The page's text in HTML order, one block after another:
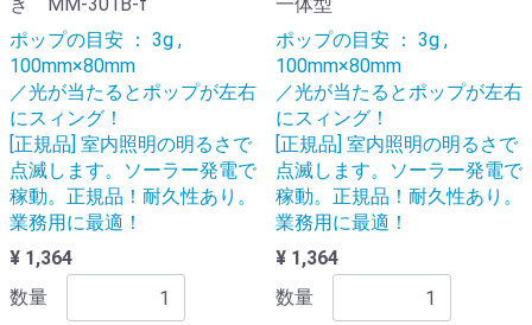
ポップの目安 ： 3g ,
100mm×80mm
／光が当たるとポップが左右
にスィング！
[正規品] 室内照明の明るさで
点滅します。ソーラー発電で
稼動。正規品！耐久性あり。
業務用に最適！
¥ 1,364
数量
ポップの目安 ： 3g ,
100mm×80mm
／光が当たるとポップが左右
にスィング！
[正規品] 室内照明の明るさで
点滅します。ソーラー発電で
稼動。正規品！耐久性あり。
業務用に最適！
¥ 1,364
数量